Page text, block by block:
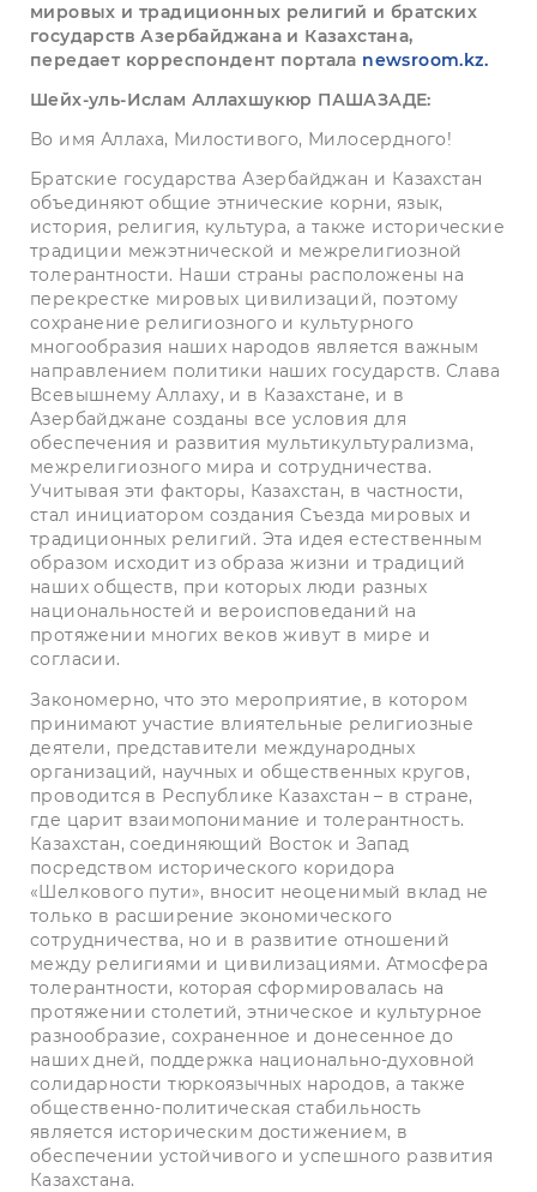
мировых и традиционных религий и братских
государств Азербайджана и Казахстана,
передает корреспондент портала newsroom.kz.
Шейх-уль-Ислам Аллахшукюр ПАШАЗАДЕ:
Во имя Аллаха, Милостивого, Милосердного!
Братские государства Азербайджан и Казахстан
объединяют общие этнические корни, язык,
история, религия, культура, а также исторические
традиции межэтнической и межрелигиозной
толерантности. Наши страны расположены на
перекрестке мировых цивилизаций, поэтому
сохранение религиозного и культурного
многообразия наших народов является важным
направлением политики наших государств. Слава
Всевышнему Аллаху, и в Казахстане, и в
Азербайджане созданы все условия для
обеспечения и развития мультикультурализма,
межрелигиозного мира и сотрудничества.
Учитывая эти факторы, Казахстан, в частности,
стал инициатором создания Съезда мировых и
традиционных религий. Эта идея естественным
образом исходит из образа жизни и традиций
наших обществ, при которых люди разных
национальностей и вероисповеданий на
протяжении многих веков живут в мире и
согласии.
Закономерно, что это мероприятие, в котором
принимают участие влиятельные религиозные
деятели, представители международных
организаций, научных и общественных кругов,
проводится в Республике Казахстан – в стране,
где царит взаимопонимание и толерантность.
Казахстан, соединяющий Восток и Запад
посредством исторического коридора
«Шелкового пути», вносит неоценимый вклад не
только в расширение экономического
сотрудничества, но и в развитие отношений
между религиями и цивилизациями. Атмосфера
толерантности, которая сформировалась на
протяжении столетий, этническое и культурное
разнообразие, сохраненное и донесенное до
наших дней, поддержка национально-духовной
солидарности тюркоязычных народов, а также
общественно-политическая стабильность
является историческим достижением, в
обеспечении устойчивого и успешного развития
Казахстана.